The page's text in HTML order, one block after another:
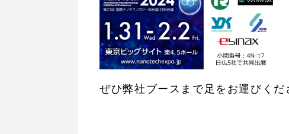
ぜひ弊社ブースまで足をお運びくだ